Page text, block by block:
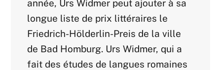
année, Urs Widmer peut ajouter à sa
longue liste de prix littéraires le
Friedrich-Hölderlin-Preis de la ville
de Bad Homburg. Urs Widmer, qui a
fait des études de langues romaines